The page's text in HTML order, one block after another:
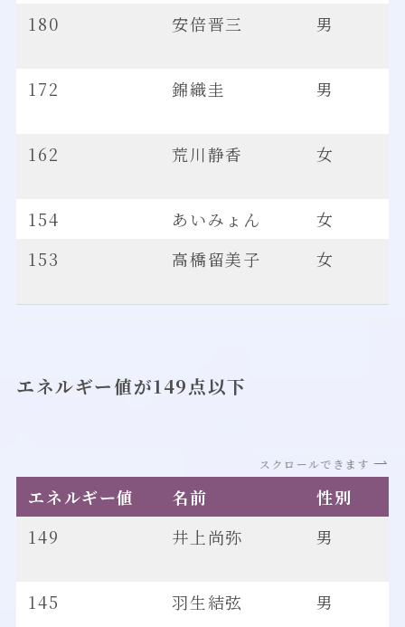
180 安倍晋三 男
172 錦織圭 男
162 荒川静香 女
154 あいみょん
女
153
高橋留美子 女
エネルギー値が149点以下
スクロールできます
エネルギー値 名前
性別
149
井上尚弥 男
145 羽生結弦 男